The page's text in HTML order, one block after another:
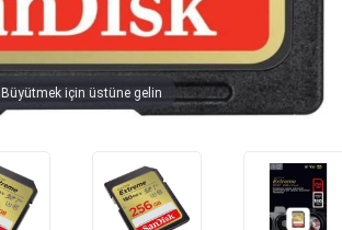
Büyütmek için üstüne gelin